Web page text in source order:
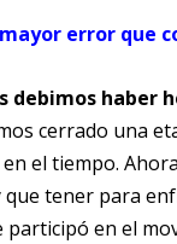
error que
debimos haber
cerrado una
el tiempo.
que tener para
participó en el